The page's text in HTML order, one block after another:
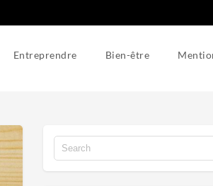
Entreprendre Bien-être